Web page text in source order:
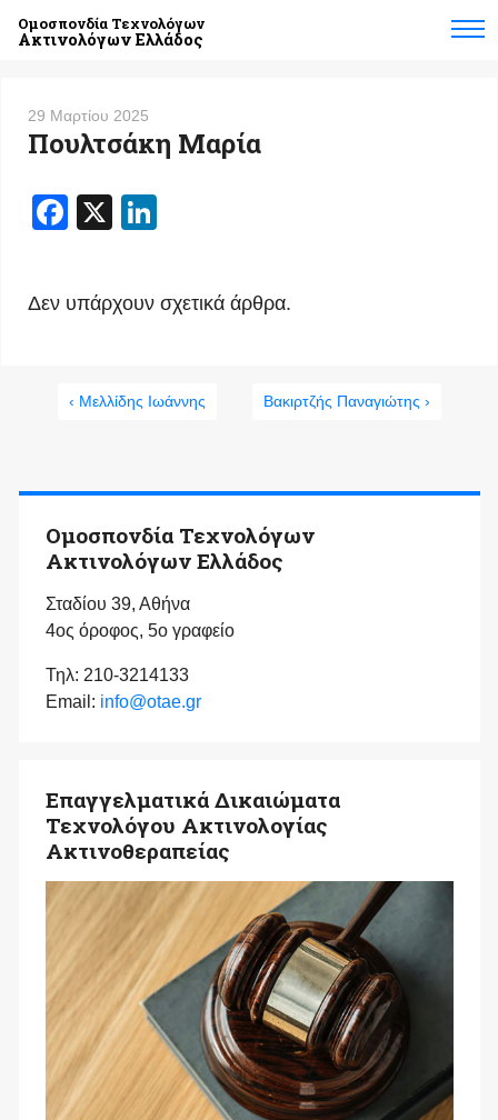
Ομοσπονδία Τεχνολόγων
Ακτινολόγων Ελλάδος
29 Μαρτίου 2025
Πουλτσάκη Μαρία
Facebook
X
Δεν υπάρχουν σχετικά άρθρα.
‹ Μελλίδης Ιωάννης Βακιρτζής Παναγιώτης ›
Ομοσπονδία Τεχνολόγων
Ακτινολόγων Ελλάδος
Σταδίου 39, Αθήνα
4ος όροφος, 5ο γραφείο
Τηλ: 210-3214133
Email: info@otae.gr
Επαγγελματικά Δικαιώματα
Τεχνολόγου Ακτινολογίας
Ακτινοθεραπείας